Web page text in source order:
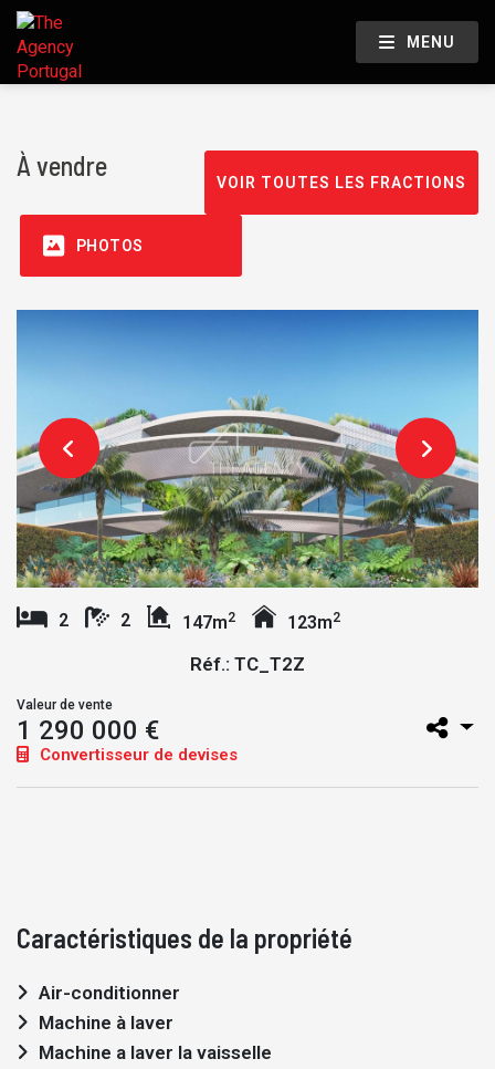
MENU
À vendre
VOIR TOUTES LES FRACTIONS
PHOTOS
2 2 147m2 123m2
Réf.: TC_T2Z
Valeur de vente
1 290 000 €
Convertisseur de devises
Caractéristiques de la propriété
Air-conditionner
Machine à laver
Machine a laver la vaisselle